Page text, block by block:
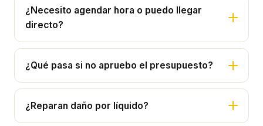
¿Necesito agendar hora o puedo llegar
directo?
¿Qué pasa si no apruebo el presupuesto?
¿Reparan daño por líquido?